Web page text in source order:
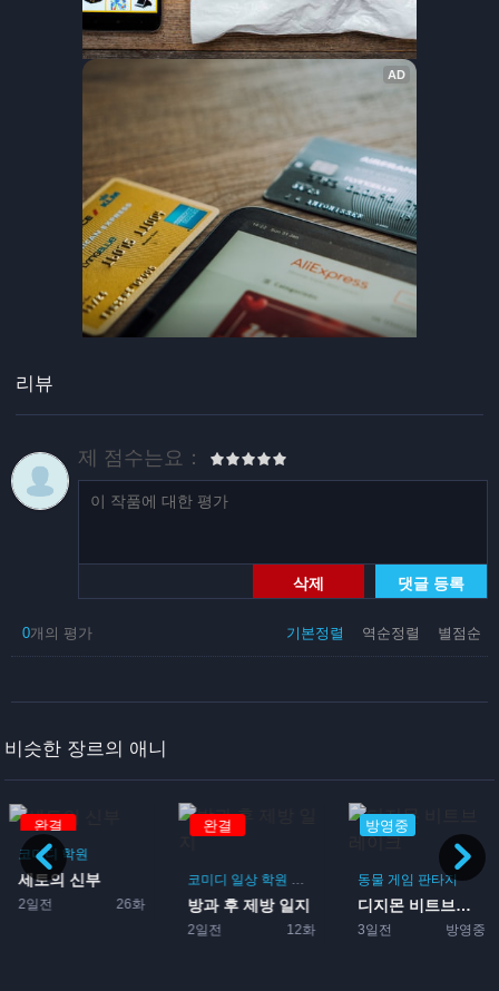
리뷰
제 점수는요：
삭제 댓글 등록
기본정렬 역순정렬 별점순
0개의 평가
비슷한 장르의 애니
임
완결
코미디 학원
세토의 신부
2일전 26화
완결
코미디 일상 학원 드라마 부활동
방과 후 제방 일지
2일전 12화
방영중
동물 게임 판타지
디지몬 비트브레이크
3일전 방영중